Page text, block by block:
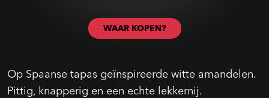
Op Spaanse tapas geïnspireerde witte amandelen.
Pittig, knapperig en een echte lekkernij.
WAAR KOPEN?